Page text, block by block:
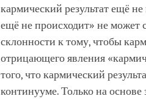
кармический результат ещё
ещё не происходит» не может
склонности к тому, чтобы
отрицающего явления
того, что кармический
континууме. Только на основе